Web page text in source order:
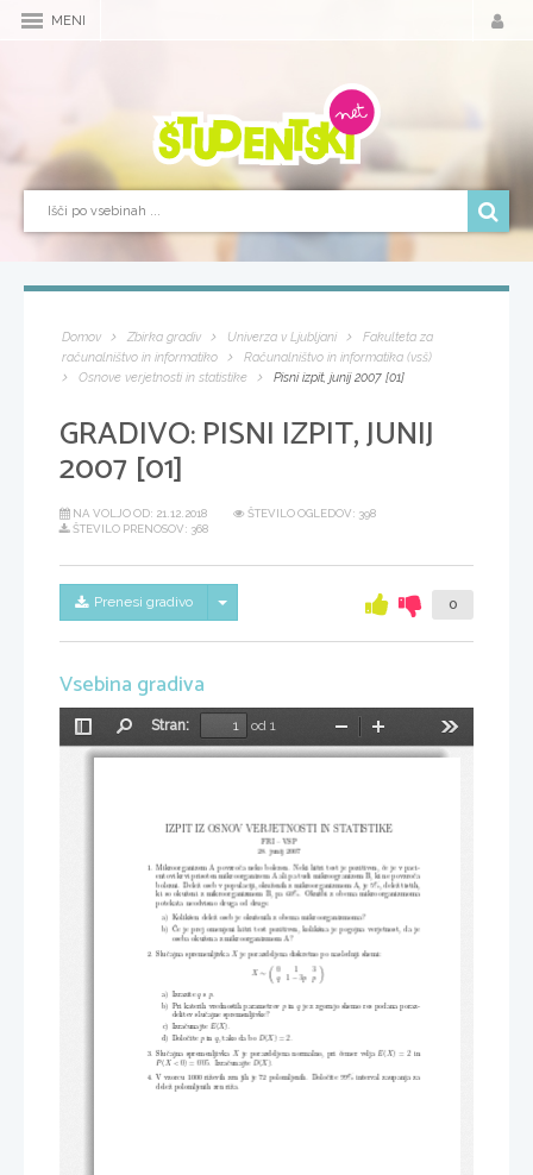
MENI
Domov Zbirka gradiv Univerza v Ljubljani
Fakulteta za
računalništvo in informatiko
Računalništvo in informatika (vsš)
Osnove verjetnosti in statistike
Pisni izpit, junij 2007 [01]
GRADIVO:PISNI IZPIT, JUNIJ
2007 [01]
NA VOLJO OD: 21.12.2018
ŠTEVILO OGLEDOV: 398
ŠTEVILO PRENOSOV: 368
Prenesi gradivo Skrij/prikaži meni 0
Vsebina gradiva
Preklopi
stransko
Stran:
od 1
Pomanjšaj
IZPIT IZ OSNOV VERJETNOSTI IN STATISTIKE
FRI – VSP
28. junij 2007
1. Mikroorganizem A povzroča neko bolezen. Neki hitri test je pozitiven, če je v paci-
entovi krvi prisoten mikroorganizem A ali pa tudi mikroogranizem B, ki ne povzroča
bolezni. Delež oseb v populaciji, okuženih z mikroorganizmom A, je 5%, delež tistih,
ki so okuženi z mikroorganizmom B, pa 60%. Okužbi z obema mikroorganizmoma
potekata neodvisno druga od druge.
a) Kolikšen delež oseb je okuženih z obema mikroorganizmoma?
b) Če je prej omenjeni hitri test pozitiven, kolikšna je pogojna verjetnost, da je
oseba okužena z mikroorganizmom A?
2. Slučajna spremenljivka X je porazdeljena diskretno po naslednji shemi:
X ∼

0    1    3
q
1 − 3p  p

a) Izrazite q s p.
b) Pri katerih vrednostih parametrov p in q je z zgornjo shemo res podana poraz-
delitev slučajne spremenljivke?
c) Izračunajte E(X ).
d) Določite p in q, tako da bo D (X ) = 2
3. Slučajna spremenljivka X je porazdeljena normalno, pri čemer velja E (X ) = 2 in
P(X < 0) = 0
.
05 . Izračunajte D (X )
4. V vzorcu 1000 riževih zrn jih je 72 polomljenih. Določite 99% interval zaupanja za
delež polomljenih zrn riža.